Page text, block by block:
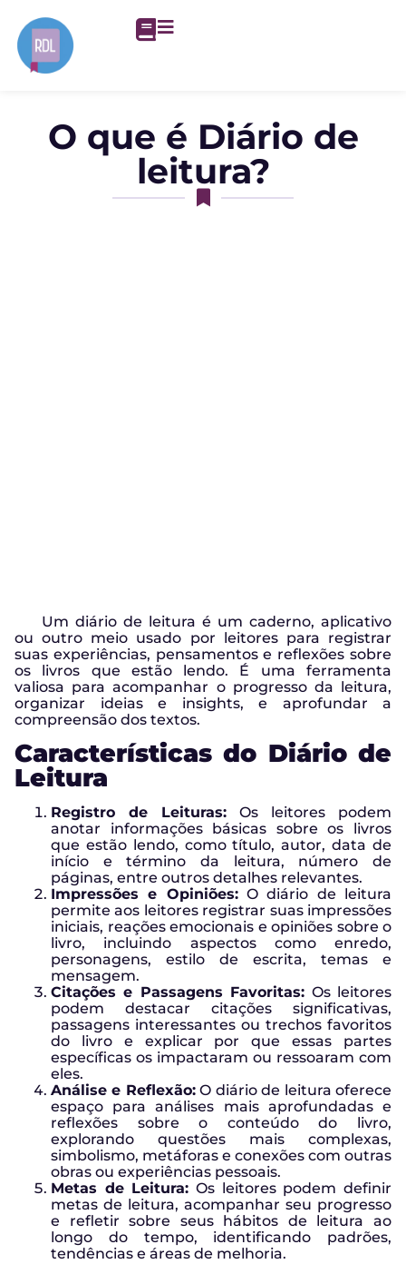
O que é Diário de
leitura?
Um diário de leitura é um caderno, aplicativo
ou outro meio usado por leitores para registrar
suas experiências, pensamentos e reflexões sobre
os livros que estão lendo. É uma ferramenta
valiosa para acompanhar o progresso da leitura,
organizar ideias e insights, e aprofundar a
compreensão dos textos.
Características do Diário de
Leitura
Registro de Leituras: Os leitores podem
anotar informações básicas sobre os livros
que estão lendo, como título, autor, data de
início e término da leitura, número de
páginas, entre outros detalhes relevantes.
Impressões e Opiniões:O diário de leitura
permite aos leitores registrar suas impressões
iniciais, reações emocionais e opiniões sobre o
livro, incluindo aspectos como enredo,
personagens, estilo de escrita, temas e
mensagem.
Citações e Passagens Favoritas: Os leitores
podem destacar citações significativas,
passagens interessantes ou trechos favoritos
do livro e explicar por que essas partes
específicas os impactaram ou ressoaram com
eles.
Análise e Reflexão:O diário de leitura oferece
espaço para análises mais aprofundadas e
reflexões sobre o conteúdo do livro,
explorando questões mais complexas,
simbolismo, metáforas e conexões com outras
obras ou experiências pessoais.
Metas de Leitura: Os leitores podem definir
metas de leitura, acompanhar seu progresso
e refletir sobre seus hábitos de leitura ao
longo do tempo, identificando padrões,
tendências e áreas de melhoria.